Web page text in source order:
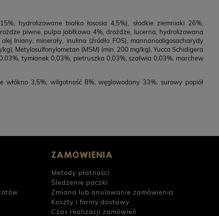
hydrolizowane białko łososia 4,5%), słodkie ziemniaki 26%,
piwne, pulpa jabłkowa 4%, drożdże, lucerna, hydrolizowana
lniany, minerały, inulina (źródło FOS), mannanooligosacharydy
Metylosulfonylometan (MSM) (min. 200 mg/kg), Yucca Schidigera
tymianek 0,03%, pietruszka 0,03%, szałwia 0,03%, marchew
włókno 3,5%, wilgotność 8%, węglowodany 33%, surowy popiół
ZAMÓWIENIA
Metody płatności
Śledzenie paczki
Zmiana lub anulowanie zamówienia
Koszty i formy dostawy
Czas realizacji zamówień